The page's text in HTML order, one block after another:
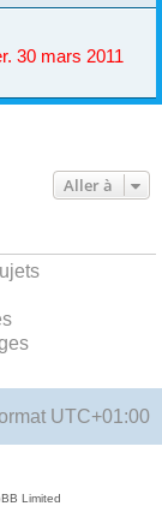
30 mars 2011
Aller à
UTC+01:00
Limited